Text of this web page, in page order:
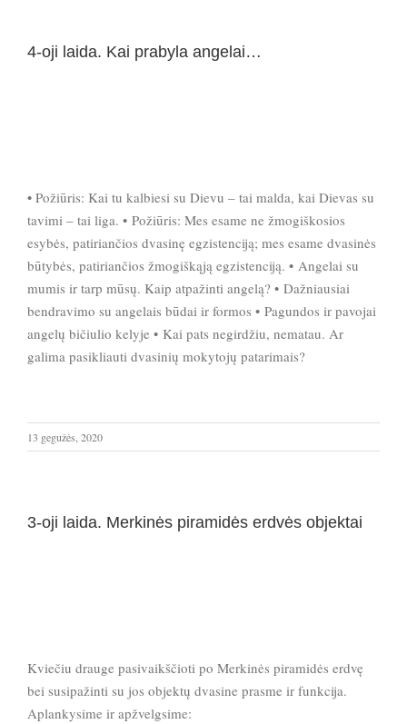
4-oji laida. Kai prabyla angelai…
• Požiūris: Kai tu kalbiesi su Dievu – tai malda, kai Dievas su
tavimi – tai liga. • Požiūris: Mes esame ne žmogiškosios
esybės, patiriančios dvasinę egzistenciją; mes esame dvasinės
būtybės, patiriančios žmogiškąją egzistenciją. • Angelai su
mumis ir tarp mūsų. Kaip atpažinti angelą? • Dažniausiai
bendravimo su angelais būdai ir formos • Pagundos ir pavojai
angelų bičiulio kelyje • Kai pats negirdžiu, nematau. Ar
galima pasikliauti dvasinių mokytojų patarimais?
13 gegužės, 2020
3-oji laida. Merkinės piramidės erdvės objektai
Kviečiu drauge pasivaikščioti po Merkinės piramidės erdvę
bei susipažinti su jos objektų dvasine prasme ir funkcija.
Aplankysime ir apžvelgsime: